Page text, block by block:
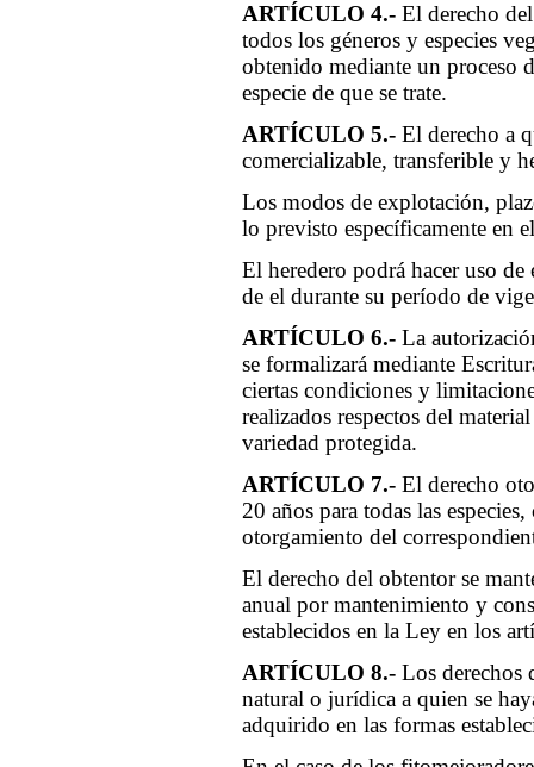
ARTÍCULO 4.- El derecho
todos los géneros y especies
obtenido mediante un proceso
especie de que se trate.
ARTÍCULO 5.- El derecho a
comercializable, transferible y
Los modos de explotación,
lo previsto específicamente en
El heredero podrá hacer uso
de el durante su período de
ARTÍCULO 6.- La
se formalizará mediante
ciertas condiciones y
realizados respectos del
variedad protegida.
ARTÍCULO 7.- El derecho
20 años para todas las
otorgamiento del
El derecho del obtentor se
anual por mantenimiento y
establecidos en la Ley en los
ARTÍCULO 8.- Los derechos
natural o jurídica a quien se
adquirido en las formas